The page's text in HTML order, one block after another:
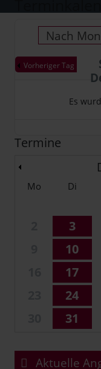
Nach
Vorheriger Tag
Es
Termine
Mo Di
3
10
17
24
31
Aktuelle